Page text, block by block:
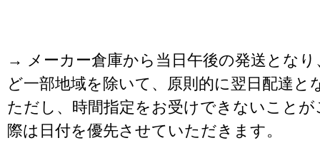
→ メーカー倉庫から当日午後の発送となり
ど一部地域を除いて、原則的に翌日配達と
ただし、時間指定をお受けできないこと
際は日付を優先させていただきます。